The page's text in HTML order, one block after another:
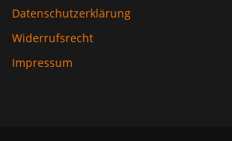
Datenschutzerklärung
Widerrufsrecht
Impressum